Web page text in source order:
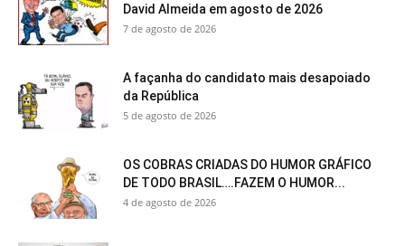
David Almeida em agosto de 2026
7 de agosto de 2026
A façanha do candidato mais desapoiado
da República
5 de agosto de 2026
OS COBRAS CRIADAS DO HUMOR GRÁFICO
DE TODO BRASIL….FAZEM O HUMOR...
4 de agosto de 2026